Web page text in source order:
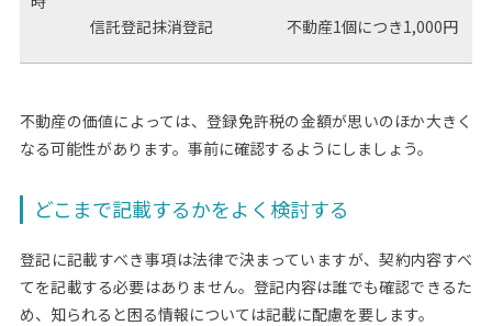
信託登記抹消登記 不動産1個につき1,000円
不動産の価値によっては、登録免許税の金額が思いのほか大きく
なる可能性があります。事前に確認するようにしましょう。
どこまで記載するかをよく検討する
登記に記載すべき事項は法律で決まっていますが、契約内容すべ
てを記載する必要はありません。登記内容は誰でも確認できるた
め、知られると困る情報については記載に配慮を要します。